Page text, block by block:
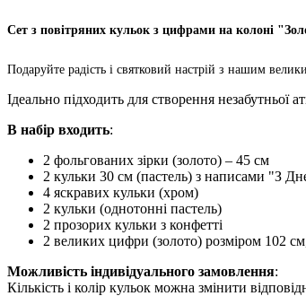
Сет з повітряних кульок з цифрами на колоні
Подаруйте радість і святковий настрій з нашим
Ідеально підходить для створення
В набір входить:
2 фольгованих зірки (золото) – 45 см
2 кульки 30 см (пастель) з написами "З
4 яскравих кульки (хром)
2 кульки (однотонні пастель)
2 прозорих кульки з конфетті
2 великих цифри (золото) розміром 102
Можливість індивідуального замовлення:
Кількість і колір кульок можна змінити